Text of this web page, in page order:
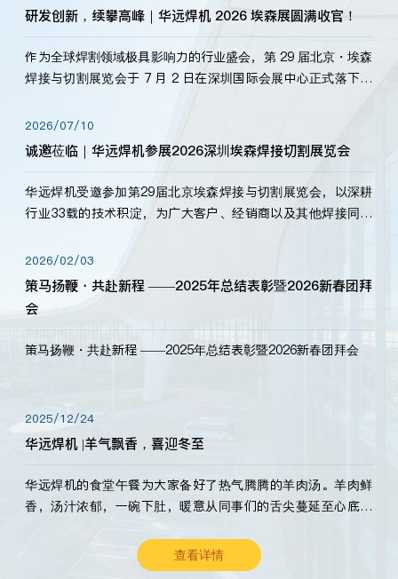
研发创新，续攀高峰｜华远焊机 2026 埃森展圆满收官！
作为全球焊割领域极具影响力的行业盛会，第 29 届北京・埃森
焊接与切割展览会于 7 月 2 日在深圳国际会展中心正式落下帷
标准，持之以恒研发新产品、新技术。新老客户、行业伙伴、
海内外客户为目睹公司发布的新产…
2026/07/10
诚邀莅临｜华远焊机参展2026深圳埃森焊接切割展览会
华远焊机受邀参加第29届北京埃森焊接与切割展览会，以深耕
行业33载的技术积淀，为广大客户、经销商以及其他焊接同仁
2026/02/03
策马扬鞭・共赴新程 ——2025年总结表彰暨2026新春团拜
会
策马扬鞭・共赴新程 ——2025年总结表彰暨2026新春团拜会
2025/12/24
华远焊机 |羊气飘香，喜迎冬至
华远焊机的食堂午餐为大家备好了热气腾腾的羊肉汤。羊肉鲜
香，汤汁浓郁，一碗下肚，暖意从同事们的舌尖蔓延至心底。
查看详情